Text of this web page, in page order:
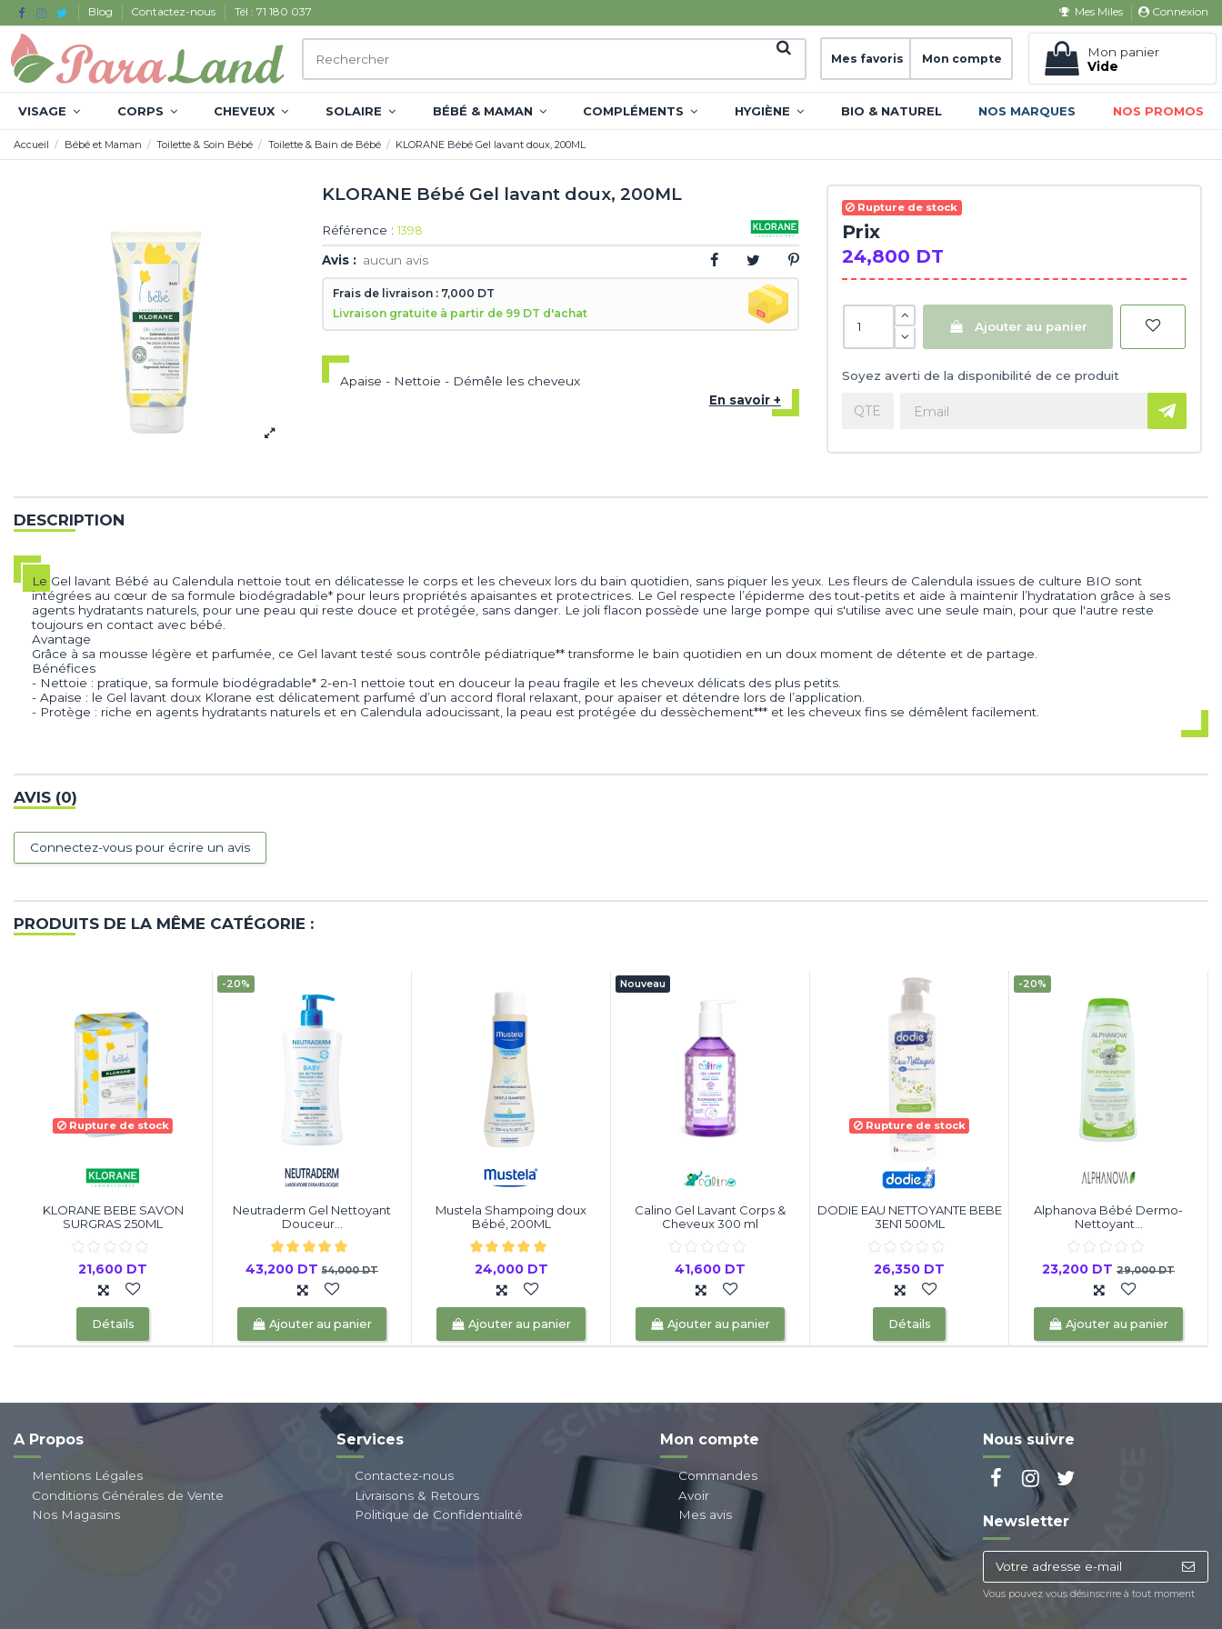
Blog Contactez-nous Tél : 71 180 037 Mes Miles Connexion
Mes favoris Mon compte
Mon panier
Vide
VISAGE CORPS CHEVEUX SOLAIRE BÉBÉ & MAMAN COMPLÉMENTS HYGIÈNE BIO & NATUREL NOS MARQUES NOS PROMOS
Accueil Bébé et Maman Toilette & Soin Bébé Toilette & Bain de Bébé KLORANE Bébé Gel lavant doux, 200ML
KLORANE Bébé Gel lavant doux, 200ML
Référence : 1398
Avis : aucun avis
Frais de livraison : 7,000 DT
Livraison gratuite à partir de 99 DT d'achat
Apaise - Nettoie - Démêle les cheveux
En savoir +
Rupture de stock
Prix
24,800 DT
Ajouter au panier
Soyez averti de la disponibilité de ce produit
DESCRIPTION
Le Gel lavant Bébé au Calendula nettoie tout en délicatesse le corps et les cheveux lors du bain quotidien, sans piquer les yeux. Les fleurs de Calendula issues de culture BIO sont
intégrées au cœur de sa formule biodégradable* pour leurs propriétés apaisantes et protectrices. Le Gel respecte l’épiderme des tout-petits et aide à maintenir l’hydratation grâce à ses
agents hydratants naturels, pour une peau qui reste douce et protégée, sans danger. Le joli flacon possède une large pompe qui s'utilise avec une seule main, pour que l'autre reste
toujours en contact avec bébé.
Avantage
Grâce à sa mousse légère et parfumée, ce Gel lavant testé sous contrôle pédiatrique** transforme le bain quotidien en un doux moment de détente et de partage.
Bénéfices
- Nettoie : pratique, sa formule biodégradable* 2-en-1 nettoie tout en douceur la peau fragile et les cheveux délicats des plus petits.
- Apaise : le Gel lavant doux Klorane est délicatement parfumé d’un accord floral relaxant, pour apaiser et détendre lors de l’application.
- Protège : riche en agents hydratants naturels et en Calendula adoucissant, la peau est protégée du dessèchement*** et les cheveux fins se démêlent facilement.
AVIS (0)
Connectez-vous pour écrire un avis
PRODUITS DE LA MÊME CATÉGORIE :
Rupture de stock
KLORANE BEBE SAVON
SURGRAS 250ML
21,600 DT
Détails
-20%
Neutraderm Gel Nettoyant
Douceur...
43,200 DT 54,000 DT
Ajouter au panier
Mustela Shampoing doux
Bébé, 200ML
24,000 DT
Ajouter au panier
Nouveau
Calino Gel Lavant Corps &
Cheveux 300 ml
41,600 DT
Ajouter au panier
Rupture de stock
DODIE EAU NETTOYANTE BEBE
3EN1 500ML
26,350 DT
Détails
-20%
Alphanova Bébé Dermo-
Nettoyant...
23,200 DT 29,000 DT
Ajouter au panier
A Propos
Mentions Légales
Conditions Générales de Vente
Nos Magasins
Services
Contactez-nous
Livraisons & Retours
Politique de Confidentialité
Mon compte
Commandes
Avoir
Mes avis
Nous suivre
Newsletter
Vous pouvez vous désinscrire à tout moment